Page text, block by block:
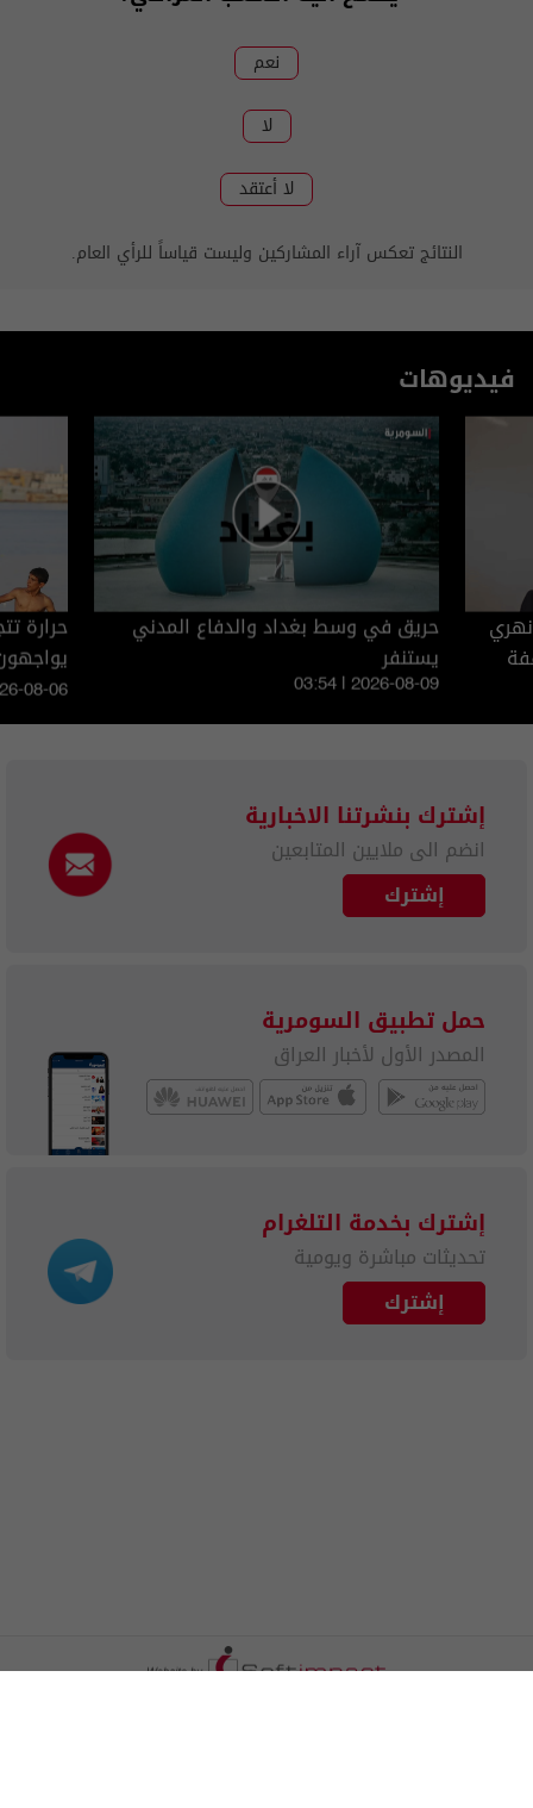
نعم
لا
لا أعتقد
النتائج تعكس آراء المشاركين وليست قياساً للرأي العام.
فيديوهات
حريق في وسط بغداد والدفاع المدني
يستنفر
03:54 | 2026-08-09
08-06
إشترك بنشرتنا الاخبارية
انضم الى ملايين المتابعين
إشترك
حمل تطبيق السومرية
المصدر الأول لأخبار العراق
إشترك بخدمة التلغرام
تحديثات مباشرة ويومية
إشترك